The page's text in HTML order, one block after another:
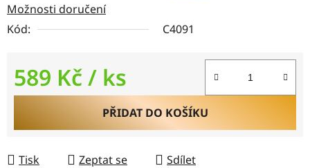
Možnosti doručení
Kód:
C4091
589 Kč/ ks
Měrná cena:
PŘIDAT DO KOŠÍKU
Tisk Zeptat se Sdílet